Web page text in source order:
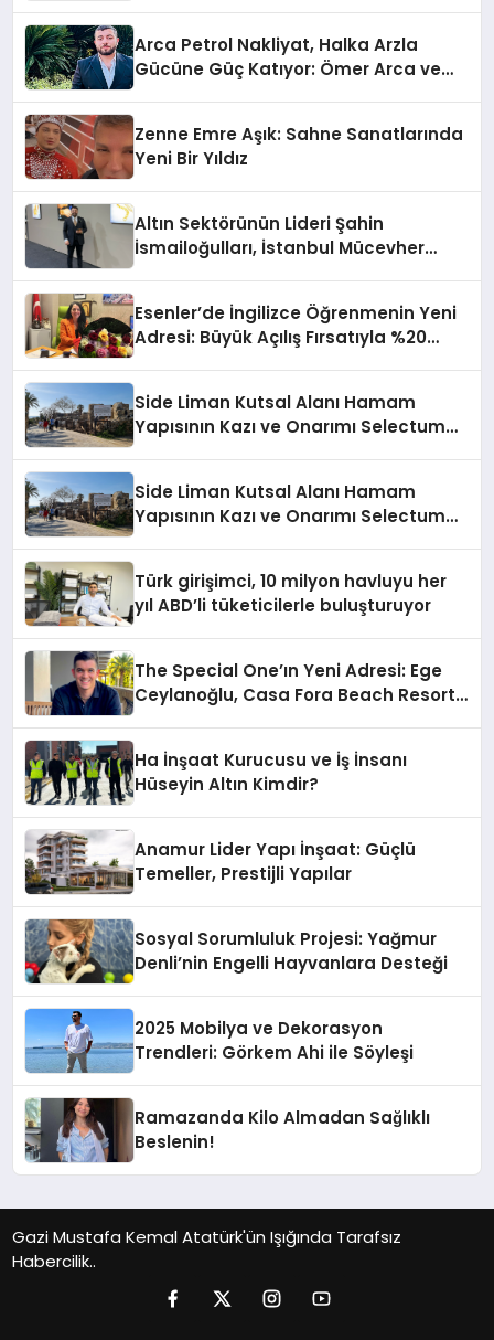
Arca Petrol Nakliyat, Halka Arzla
Gücüne Güç Katıyor: Ömer Arca ve
Zenne Emre Aşık: Sahne Sanatlarında
Yeni Bir Yıldız
Altın Sektörünün Lideri Şahin
İsmailoğulları, İstanbul Mücevher
Esenler’de İngilizce Öğrenmenin Yeni
Adresi: Büyük Açılış Fırsatıyla %20
Side Liman Kutsal Alanı Hamam
Yapısının Kazı ve Onarımı Selectum
Side Liman Kutsal Alanı Hamam
Yapısının Kazı ve Onarımı Selectum
Türk girişimci, 10 milyon havluyu her
yıl ABD’li tüketicilerle buluşturuyor
The Special One’ın Yeni Adresi: Ege
Ceylanoğlu, Casa Fora Beach Resort
Ha İnşaat Kurucusu ve İş İnsanı
Hüseyin Altın Kimdir?
Anamur Lider Yapı İnşaat: Güçlü
Temeller, Prestijli Yapılar
Sosyal Sorumluluk Projesi: Yağmur
Denli’nin Engelli Hayvanlara Desteği
2025 Mobilya ve Dekorasyon
Trendleri: Görkem Ahi ile Söyleşi
Ramazanda Kilo Almadan Sağlıklı
Beslenin!
Gazi Mustafa Kemal Atatürk'ün Işığında Tarafsız
Habercilik..